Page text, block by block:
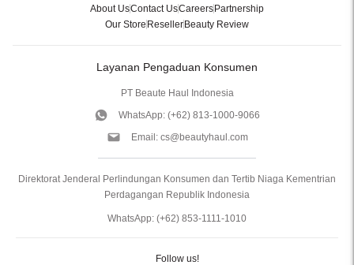
About UsContact UsCareersPartnership
Our Store ResellerBeauty Review
Layanan Pengaduan Konsumen
PT Beaute Haul Indonesia
WhatsApp: (+62) 813-1000-9066
Email: cs@beautyhaul.com
Direktorat Jenderal Perlindungan Konsumen dan Tertib Niaga Kementrian
Perdagangan Republik Indonesia
WhatsApp: (+62) 853-1111-1010
Follow us!